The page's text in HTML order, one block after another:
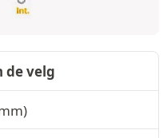
de velg